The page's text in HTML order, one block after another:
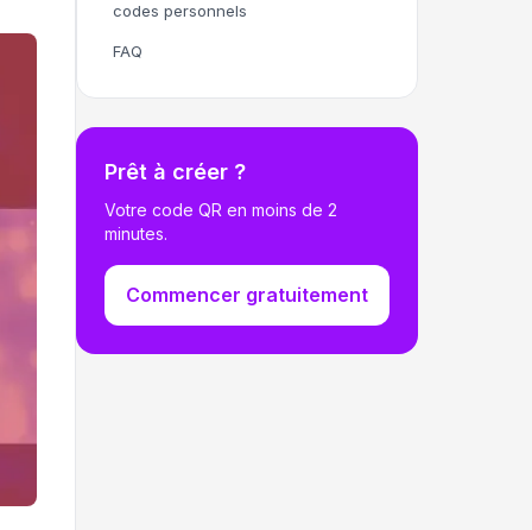
codes personnels
FAQ
Prêt à créer ?
Votre code QR en moins de 2
minutes.
Commencer gratuitement